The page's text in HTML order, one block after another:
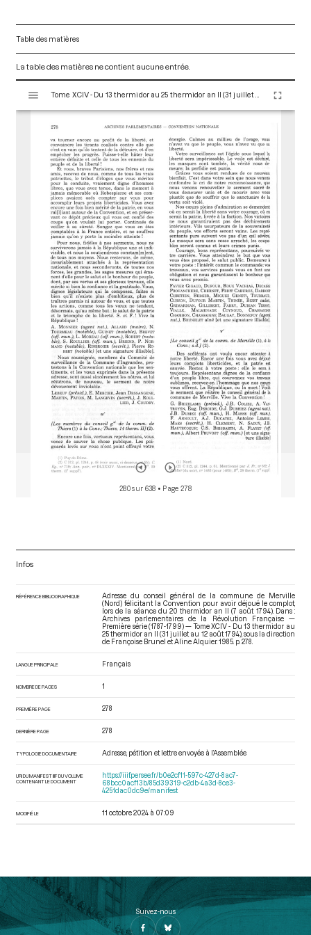
Table des matières
La table des matières ne contient aucune entrée.
s
280 sur 638 • Page 278
Infos
RÉFÉRENCE BIBLIOGRAPHIQUE
Adresse du conseil général de la commune de Merville
(Nord) félicitant la Convention pour avoir déjoué le complot,
lors de la séance du 20 thermidor an II (7 août 1794). Dans :
Archives parlementaires de la Révolution Française —
Première série (1787-1799) — Tome XCIV - Du 13 thermidor au
25 thermidor an II (31 juillet au 12 août 1794), sous la direction
de Françoise Brunel et Aline Alquier. 1985. p. 278.
LANGUE PRINCIPALE Français
NOMBRE DE PAGES 1
PREMIÈRE PAGE 278
DERNIÈRE PAGE 278
TYPOLOGIE DOCUMENTAIRE Adresse, pétition et lettre envoyée à l’Assemblée
URI DU MANIFEST IIIF DU VOLUME
CONTENANT LE DOCUMENT
https://iiif.persee.fr/b0e2cf11-597c-427d-8ac7-
68bcc0acf13b/85d39319-c2db-4a3d-8ce3-
4251dac0dc9e/manifest
MODIFIÉ LE 11 octobre 2024 à 07:09
Suivez-nous